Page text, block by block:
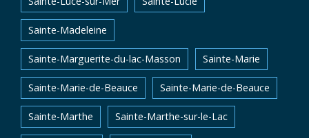
Sainte-Madeleine
Sainte-Marguerite-du-lac-Masson Sainte-Marie
Sainte-Marie-de-Beauce Sainte-Marie-de-Beauce
Sainte-Marthe Sainte-Marthe-sur-le-Lac